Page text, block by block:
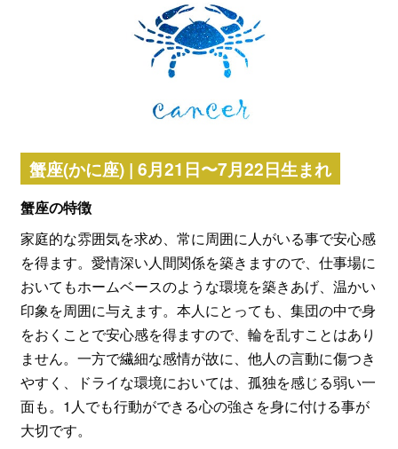
蟹座(かに座) | 6月21日〜7月22日生まれ
蟹座の特徴
家庭的な雰囲気を求め、常に周囲に人がいる事で安心感
を得ます。愛情深い人間関係を築きますので、仕事場に
おいてもホームベースのような環境を築きあげ、温かい
印象を周囲に与えます。本人にとっても、集団の中で身
をおくことで安心感を得ますので、輪を乱すことはあり
ません。一方で繊細な感情が故に、他人の言動に傷つき
やすく、ドライな環境においては、孤独を感じる弱い一
面も。1人でも行動ができる心の強さを身に付ける事が
大切です。